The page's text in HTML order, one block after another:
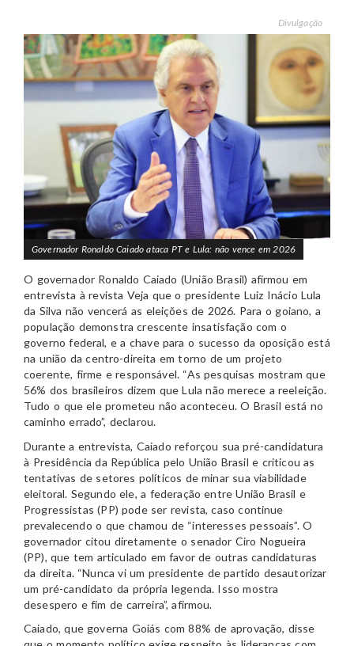
Divulgação
Governador Ronaldo Caiado ataca PT e Lula: não vence em 2026
O governador Ronaldo Caiado (União Brasil) afirmou em
entrevista à revista Veja que o presidente Luiz Inácio Lula
da Silva não vencerá as eleições de 2026. Para o goiano, a
população demonstra crescente insatisfação com o
governo federal, e a chave para o sucesso da oposição está
na união da centro-direita em torno de um projeto
coerente, firme e responsável. “As pesquisas mostram que
56% dos brasileiros dizem que Lula não merece a reeleição.
Tudo o que ele prometeu não aconteceu. O Brasil está no
caminho errado”, declarou.
Durante a entrevista, Caiado reforçou sua pré-candidatura
à Presidência da República pelo União Brasil e criticou as
tentativas de setores políticos de minar sua viabilidade
eleitoral. Segundo ele, a federação entre União Brasil e
Progressistas (PP) pode ser revista, caso continue
prevalecendo o que chamou de “interesses pessoais”. O
governador citou diretamente o senador Ciro Nogueira
(PP), que tem articulado em favor de outras candidaturas
da direita. “Nunca vi um presidente de partido desautorizar
um pré-candidato da própria legenda. Isso mostra
desespero e fim de carreira”, afirmou.
Caiado, que governa Goiás com 88% de aprovação, disse